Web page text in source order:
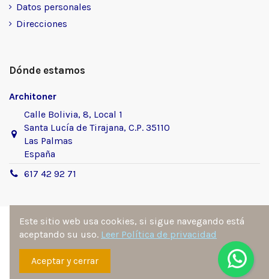
Datos personales
Direcciones
Dónde estamos
Architoner
Calle Bolivia, 8, Local 1
Santa Lucía de Tirajana, C.P. 35110
Las Palmas
España
617 42 92 71
Sitio desarrollado y diseñado por
Ángel Manuel
Fernández González . Todos los derechos reservados por
architoner.com
Este sitio web usa cookies, si sigue navegando está
aceptando su uso. Leer Política de privacidad
Aceptar y cerrar